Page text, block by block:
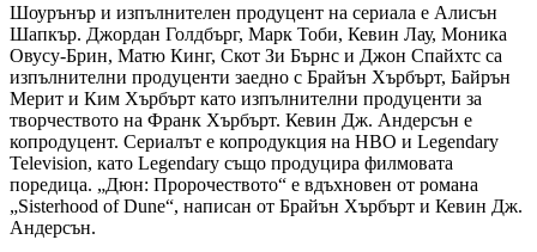
Шоурънър и изпълнителен продуцент на сериала е Алисън
Шапкър. Джордан Голдбърг, Марк Тоби, Кевин Лау, Моника
Овусу-Брин, Матю Кинг, Скот Зи Бърнс и Джон Спайхтс са
изпълнителни продуценти заедно с Брайън Хърбърт, Байрън
Мерит и Ким Хърбърт като изпълнителни продуценти за
творчеството на Франк Хърбърт. Кевин Дж. Андерсън е
копродуцент. Сериалът е копродукция на HBO и Legendary
Television, като Legendary също продуцира филмовата
поредица. „Дюн: Пророчеството“ е вдъхновен от романа
„Sisterhood of Dune“, написан от Брайън Хърбърт и Кевин Дж.
Андерсън.